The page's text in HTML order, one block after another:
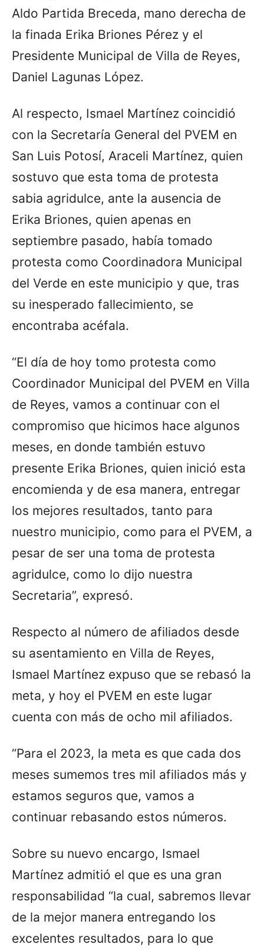
Aldo Partida Breceda, mano derecha de
la finada Erika Briones Pérez y el
Presidente Municipal de Villa de Reyes,
Daniel Lagunas López.
Al respecto, Ismael Martínez coincidió
con la Secretaría General del PVEM en
San Luis Potosí, Araceli Martínez, quien
sostuvo que esta toma de protesta
sabia agridulce, ante la ausencia de
Erika Briones, quien apenas en
septiembre pasado, había tomado
protesta como Coordinadora Municipal
del Verde en este municipio y que, tras
su inesperado fallecimiento, se
encontraba acéfala.
“El día de hoy tomo protesta como
Coordinador Municipal del PVEM en Villa
de Reyes, vamos a continuar con el
compromiso que hicimos hace algunos
meses, en donde también estuvo
presente Erika Briones, quien inició esta
encomienda y de esa manera, entregar
los mejores resultados, tanto para
nuestro municipio, como para el PVEM, a
pesar de ser una toma de protesta
agridulce, como lo dijo nuestra
Secretaria”, expresó.
Respecto al número de afiliados desde
su asentamiento en Villa de Reyes,
Ismael Martínez expuso que se rebasó la
meta, y hoy el PVEM en este lugar
cuenta con más de ocho mil afiliados.
“Para el 2023, la meta es que cada dos
meses sumemos tres mil afiliados más y
estamos seguros que, vamos a
continuar rebasando estos números.
Sobre su nuevo encargo, Ismael
Martínez admitió el que es una gran
responsabilidad “la cual, sabremos llevar
de la mejor manera entregando los
excelentes resultados, para lo que